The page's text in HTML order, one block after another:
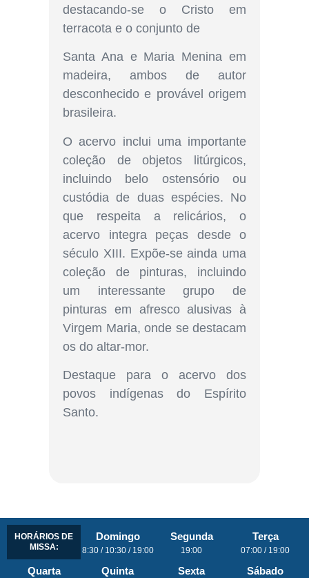
destacando-se o Cristo em
terracota e o conjunto de
Santa Ana e Maria Menina em
madeira, ambos de autor
desconhecido e provável origem
brasileira.
O acervo inclui uma importante
coleção de objetos litúrgicos,
incluindo belo ostensório ou
custódia de duas espécies. No
que respeita a relicários, o
acervo integra peças desde o
século XIII. Expõe-se ainda uma
coleção de pinturas, incluindo
um interessante grupo de
pinturas em afresco alusivas à
Virgem Maria, onde se destacam
os do altar-mor.
Destaque para o acervo dos
povos indígenas do Espírito
Santo.
HORÁRIOS DE
MISSA:
Domingo
8:30 / 10:30 / 19:00
Segunda
19:00
Terça
07:00 / 19:00
Quarta Quinta Sexta Sábado